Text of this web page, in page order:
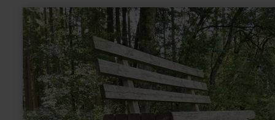
meer
informatie
over:
XXL-
Bank
Birresborn